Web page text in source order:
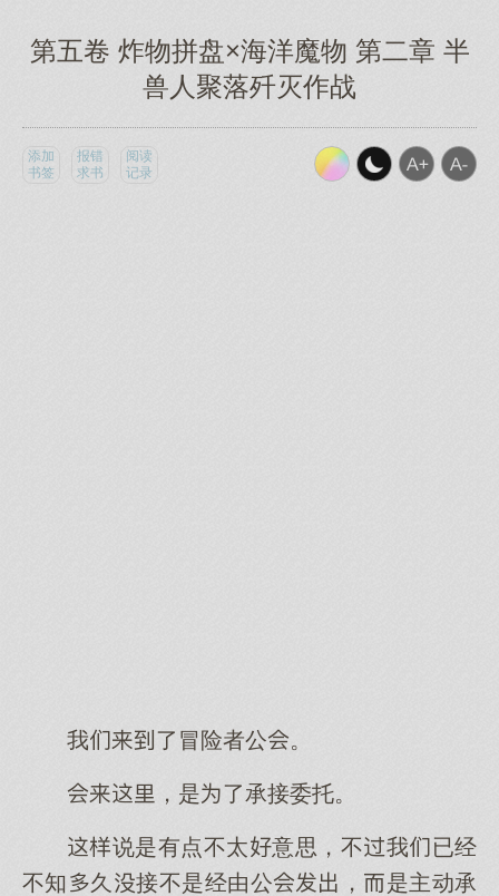
第五卷 炸物拼盘×海洋魔物 第二章 半
兽人聚落歼灭作战
添加
书签
报错
求书
阅读
记录
我了冒险者公。
，是了承接委托。
说是有点不太意思，不我已经
不知久接不是经由公，是主动承